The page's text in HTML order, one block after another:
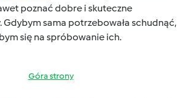
poznać dobre i skuteczne
sama potrzebowała schudnąć,
się na spróbowanie ich.
Góra strony